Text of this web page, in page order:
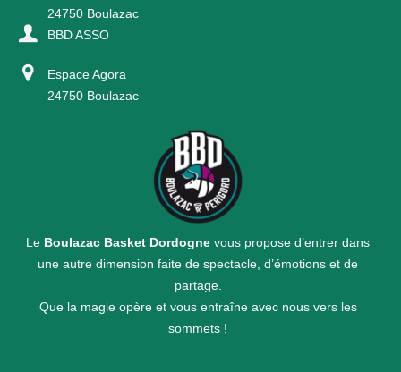
24750 Boulazac
BBD ASSO
Espace Agora
24750 Boulazac
Le Boulazac Basket Dordogne vous propose d’entrer dans
une autre dimension faite de spectacle, d’émotions et de
partage.
Que la magie opère et vous entraîne avec nous vers les
sommets !